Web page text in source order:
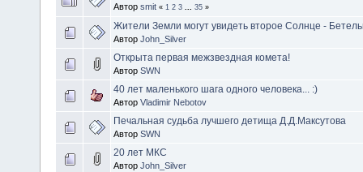
Автор smit « 1 2 3 35 »
Жители Земли могут увидеть второе Солнце -
Автор John_Silver
Открыта первая межзвездная комета!
Автор SWN
40 лет маленького шага одного человека... :)
Автор Vladimir Nebotov
Печальная судьба лучшего детища Д.Д.Максутова
Автор SWN
20 лет МКС
Автор John_Silver